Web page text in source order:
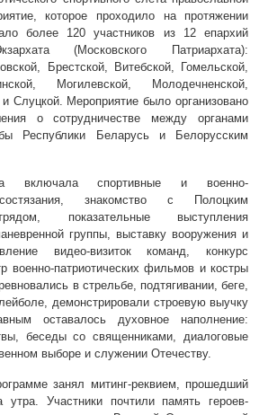
которое проходило на протяжении
более 120 участников из 12 епархий
(Московского Патриархата):
Брестской, Витебской, Гомельской,
Могилевской, Молодечненской,
Слуцкой. Мероприятие было организовано
о сотрудничестве между органами
Республики Беларусь и Белорусским
включала спортивные и военно-
состязания, знакомство с Полоцким
показательные выступления
группы, выставку вооружения и
видео-визиток команд, конкурс
военно-патриотических фильмов и костры
в стрельбе, подтягивании, беге,
демонстрировали строевую выучку
оставалось духовное наполнение:
беседы со священниками, диалоговые
выборе и служении Отечеству.
занял митинг-реквием, прошедший
Участники почтили память героев-